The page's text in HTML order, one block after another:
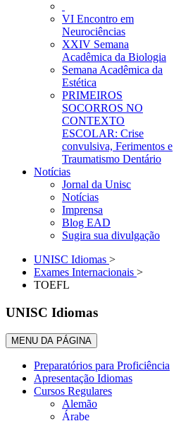
VI Encontro em
Neurociências
XXIV Semana
Acadêmica da Biologia
Semana Acadêmica da
Estética
PRIMEIROS
SOCORROS NO
CONTEXTO
ESCOLAR: Crise
convulsiva, Ferimentos e
Traumatismo Dentário
Notícias
Jornal da Unisc
Notícias
Imprensa
Blog EAD
Sugira sua divulgação
UNISC Idiomas >
Exames Internacionais >
TOEFL
UNISC Idiomas
MENU DA PÁGINA
Preparatórios para Proficiência
Apresentação Idiomas
Cursos Regulares
Alemão
Árabe